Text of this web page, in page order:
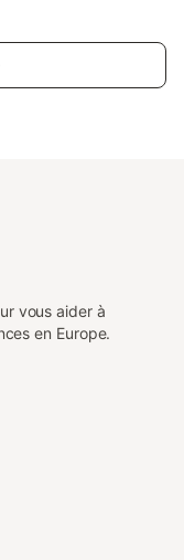
vous aider à
en Europe.